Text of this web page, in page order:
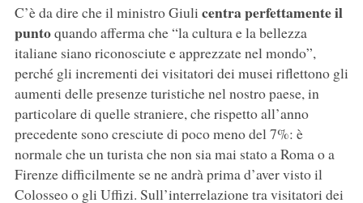
C’è da dire che il ministro Giuli centra perfettamente il
puntoquando afferma che “la cultura e la bellezza
italiane siano riconosciute e apprezzate nel mondo”,
perché gli incrementi dei visitatori dei musei riflettono gli
aumenti delle presenze turistiche nel nostro paese, in
particolare di quelle straniere, che rispetto all’anno
precedente sono cresciute di poco meno del 7%: è
normale che un turista che non sia mai stato a Roma o a
Firenze difficilmente se ne andrà prima d’aver visto il
Colosseo o gli Uffizi. Sull’interrelazione tra visitatori dei